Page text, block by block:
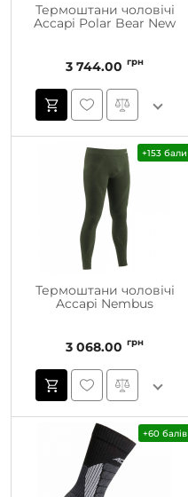
Термоштани чоловічі
Accapi Polar Bear New
3 744.00 грн
+153 бали
Термоштани чоловічі
Accapi Nembus
3 068.00 грн
+60 балів